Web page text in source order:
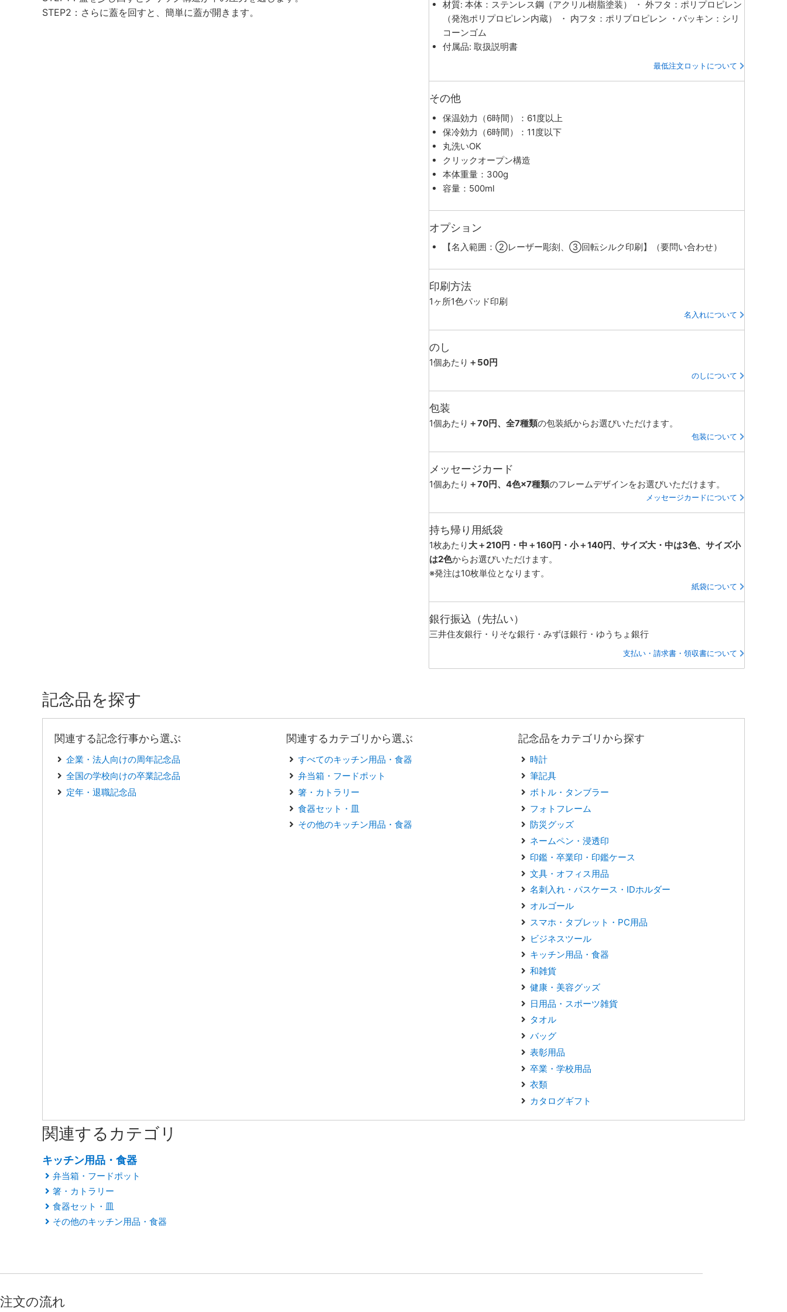
STEP2：さらに蓋を回すと、簡単に蓋が開きます。
材質: 本体：ステンレス鋼（アクリル樹脂塗装） ・ 外フタ：ポリプロピレン
（発泡ポリプロピレン内蔵） ・ 内フタ：ポリプロピレン ・パッキン：シリ
コーンゴム
付属品: 取扱説明書
最低注文ロットについて
その他
保温効力（6時間）：61度以上
保冷効力（6時間）：11度以下
丸洗いOK
クリックオープン構造
本体重量：300g
容量：500ml
オプション
【名入範囲：②レーザー彫刻、③回転シルク印刷】（要問い合わせ）
印刷方法
1ヶ所1色パッド印刷
名入れについて
のし
1個あたり ＋50円
のしについて
包装
1個あたり ＋70円、全7種類の包装紙からお選びいただけます。
包装について
メッセージカード
1個あたり ＋70円、4色×7種類のフレームデザインをお選びいただけます。
メッセージカードについて
持ち帰り用紙袋
1枚あたり 大＋210円・中＋160円・小＋140円、サイズ大・中は3色、サイズ小
は2色からお選びいただけます。
※発注は10枚単位となります。
紙袋について
銀行振込（先払い）
三井住友銀行・りそな銀行・みずほ銀行・ゆうちょ銀行
支払い・請求書・領収書について
記念品を探す
関連する記念行事から選ぶ
企業・法人向けの周年記念品
全国の学校向けの卒業記念品
定年・退職記念品
関連するカテゴリから選ぶ
すべてのキッチン用品・食器
弁当箱・フードポット
箸・カトラリー
食器セット・皿
その他のキッチン用品・食器
記念品をカテゴリから探す
時計
筆記具
ボトル・タンブラー
フォトフレーム
防災グッズ
ネームペン・浸透印
印鑑・卒業印・印鑑ケース
文具・オフィス用品
名刺入れ・パスケース・IDホルダー
オルゴール
スマホ・タブレット・PC用品
ビジネスツール
キッチン用品・食器
和雑貨
健康・美容グッズ
日用品・スポーツ雑貨
タオル
バッグ
表彰用品
卒業・学校用品
衣類
カタログギフト
関連するカテゴリ
キッチン用品・食器
弁当箱・フードポット
箸・カトラリー
食器セット・皿
その他のキッチン用品・食器
注文の流れ